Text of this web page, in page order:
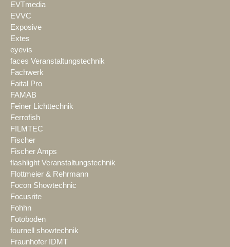
EVTmedia
EVVC
Exposive
Extes
eyevis
faces Veranstaltungstechnik
Fachwerk
Faital Pro
FAMAB
Feiner Lichttechnik
Ferrofish
FILMTEC
Fischer
Fischer Amps
flashlight Veranstaltungstechnik
Flottmeier & Rehrmann
Focon Showtechnic
Focusrite
Fohhn
Fotoboden
fournell showtechnik
Fraunhofer IDMT